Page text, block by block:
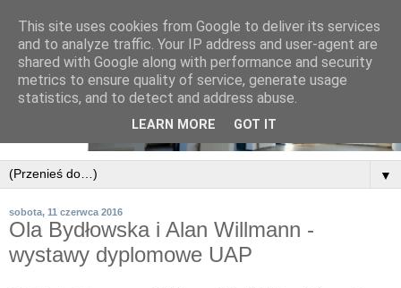
▼
sobota, 11 czerwca 2016
Ola Bydłowska i Alan Willmann -
wystawy dyplomowe UAP
This site uses cookies from Google to deliver its services
and to analyze traffic. Your IP address and user-agent are
shared with Google along with performance and security
metrics to ensure quality of service, generate usage
statistics, and to detect and address abuse.
LEARN MORE GOT IT